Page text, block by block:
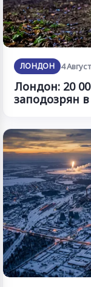
ЛОНДОН 4
Лондон: 20
заподозрян